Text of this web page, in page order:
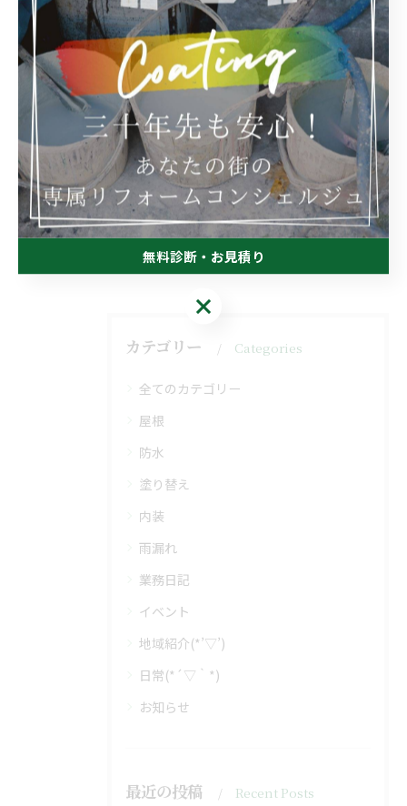
外壁塗装 リフォーム
< 前のページ 一覧に戻る 次のページ >
関連タグ
#外壁塗装
カテゴリー Categories
全てのカテゴリー
屋根
防水
塗り替え
内装
雨漏れ
業務日記
イベント
地域紹介(*’▽’)
日常(*´▽｀*)
お知らせ
最近の投稿 Recent Posts
無料診断・お見積り
無料診断・お見積り